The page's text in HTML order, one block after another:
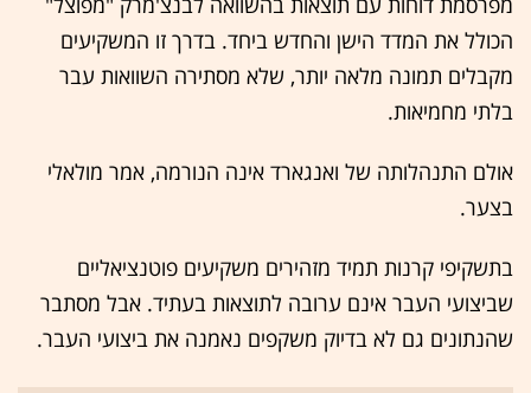
הכולל את המדד הישן והחדש ביחד. בדרך זו המשקיעים
מקבלים תמונה מלאה יותר, שלא מסתירה השוואות עבר
בלתי מחמיאות.
אולם התנהלותה של ואנגארד אינה הנורמה, אמר מולאלי
בצער.
בתשקיפי קרנות תמיד מזהירים משקיעים פוטנציאליים
שביצועי העבר אינם ערובה לתוצאות בעתיד. אבל מסתבר
שהנתונים גם לא בדיוק משקפים נאמנה את ביצועי העבר.